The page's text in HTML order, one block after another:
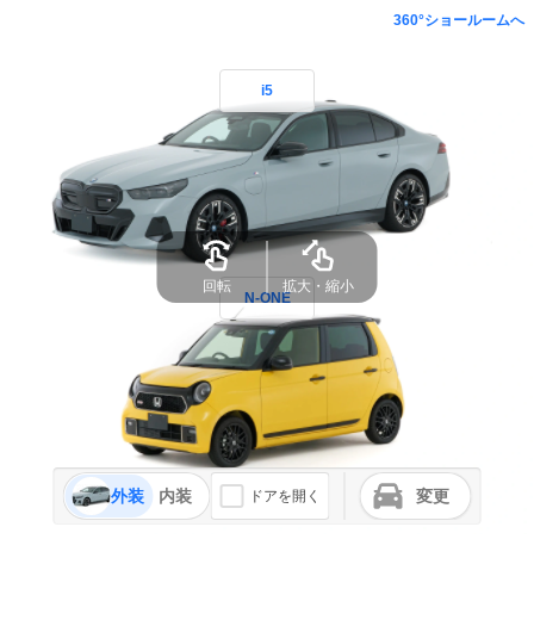
360°ショールームへ
i5
N-ONE
外装 内装 ドアを開く 変更
回転 拡大・縮小